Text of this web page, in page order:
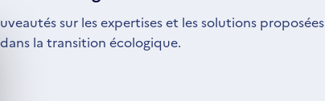
sur les expertises et les solutions proposées
dans la transition écologique.